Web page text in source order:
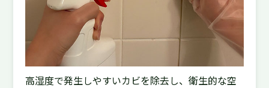
高湿度で発生しやすいカビを除去し、衛生的な空